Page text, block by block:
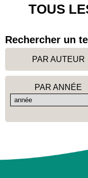
TOUS
Rechercher un
PAR AUTEUR
PAR ANNÉE